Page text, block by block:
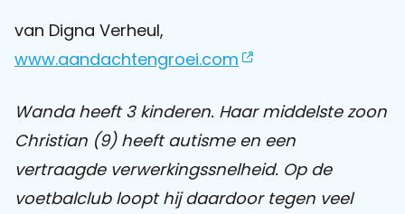
Themabijeenkomsten
Clientdossier
Mijn
Sophi
Over
Sophi
Contact
van Digna Verheul,
www.aandachtengroei.com
Wanda heeft 3 kinderen. Haar middelste zoon
Christian (9) heeft autisme en een
vertraagde verwerkingssnelheid. Op de
voetbalclub loopt hij daardoor tegen veel